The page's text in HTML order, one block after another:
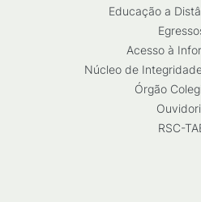
Educação a
Acesso à
Núcleo de
Órgão
RSC-